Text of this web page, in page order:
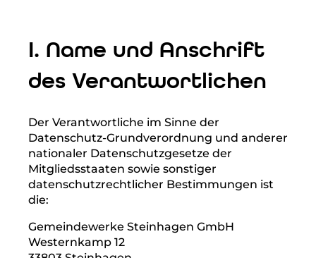
Energie
Datenschutzerklärung